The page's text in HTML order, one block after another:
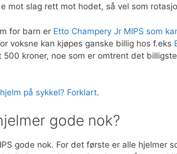
mot slag rett mot hodet, så vel som
for barn er Etto Champery Jr MIPS som
voksne kan kjøpes ganske billig hos f.eks
kroner, noe som er omtrent det
på sykkel? Forklart.
gode nok?
gode nok. For det første er alle hjelmer